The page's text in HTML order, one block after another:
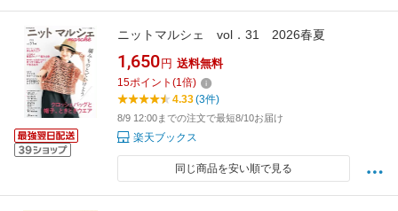
ニットマルシェ vol．31 2026春夏
1,650 円 送料無料
15ポイント (1倍)
4.33(3件)
8/9 12:00までの注文で最短8/10お届け
楽天ブックス
同じ商品を安い順で見る